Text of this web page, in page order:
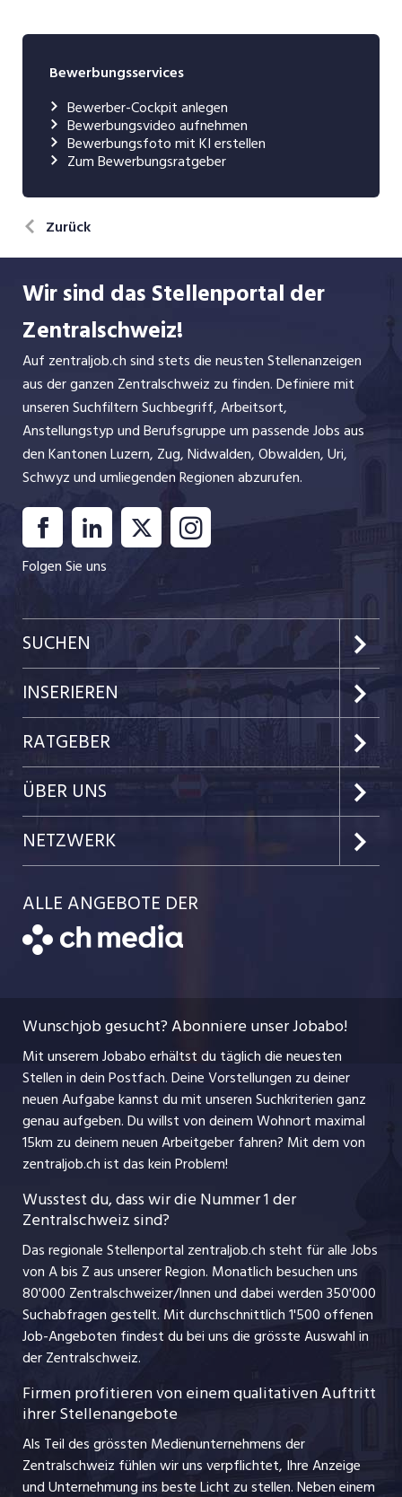
Bewerbungsservices
Bewerber-Cockpit anlegen
Bewerbungsvideo aufnehmen
Bewerbungsfoto mit KI erstellen
Zum Bewerbungsratgeber
Zurück
Wir sind das Stellenportal der
Zentralschweiz!
Auf zentraljob.ch sind stets die neusten Stellenanzeigen
aus der ganzen Zentralschweiz zu finden. Definiere mit
unseren Suchfiltern Suchbegriff, Arbeitsort,
Anstellungstyp und Berufsgruppe um passende Jobs aus
den Kantonen Luzern, Zug, Nidwalden, Obwalden, Uri,
Schwyz und umliegenden Regionen abzurufen.
Folgen Sie uns
SUCHEN
Kanton Luzern
Kanton Zug
Kanton Nidwalden
Kanton Obwalden
Kanton Schwyz
Festanstellungen
Freelance Jobs
Praktika
Lehrstellen
Ferienjobs
Führungspositionen
Jobline
INSERIEREN
Preise & Leistungen
Kundenlogin
Einzelinserat disponieren
Schnittstelle
Bewerber-Cockpit
RATGEBER
Job-News
Job-Tipps
Job-Storys
Job-Coach
Bewerbung
ÜBER UNS
Portrait
Jobs bei der CH Media
Nutzungsbedingungen
Impressum
NETZWERK
CH Media
jobbasel.ch
jobbern.ch
jobmittelland.ch
schaffu.ch (VS)
ajourjob.ch
ALLE ANGEBOTE DER
Wunschjob gesucht? Abonniere unser Jobabo!
Mit unserem Jobabo erhältst du täglich die neuesten
Stellen in dein Postfach. Deine Vorstellungen zu deiner
neuen Aufgabe kannst du mit unseren Suchkriterien ganz
genau aufgeben. Du willst von deinem Wohnort maximal
15km zu deinem neuen Arbeitgeber fahren? Mit demvon
zentraljob.ch ist das kein Problem!
Wusstest du, dass wir die Nummer 1 der
Zentralschweiz sind?
Das regionale Stellenportal zentraljob.ch steht für alle Jobs
von A bis Z aus unserer Region. Monatlich besuchen uns
80'000 Zentralschweizer/Innen und dabei werden 350'000
Suchabfragen gestellt. Mit durchschnittlich 1'500 offenen
Job-Angeboten findest du bei uns die grösste Auswahl in
der Zentralschweiz.
Firmen profitieren von einem qualitativen Auftritt
ihrer Stellenangebote
Als Teil des grössten Medienunternehmens der
Zentralschweiz fühlen wir uns verpflichtet, Ihre Anzeige
und Unternehmung ins beste Licht zu stellen. Neben einem